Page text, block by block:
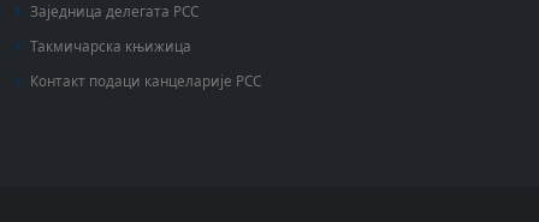
Заједница делегата РСС
Такмичарска књижица
Контакт подаци канцеларије РСС